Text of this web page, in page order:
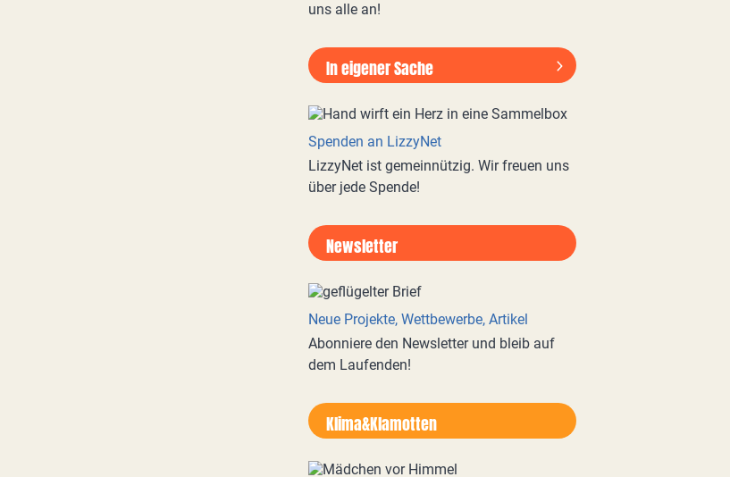
uns alle an!
In eigener Sache
Spenden an LizzyNet
LizzyNet ist gemeinnützig. Wir freuen uns
über jede Spende!
Newsletter
Neue Projekte, Wettbewerbe, Artikel
Abonniere den Newsletter und bleib auf
dem Laufenden!
Klima&Klamotten